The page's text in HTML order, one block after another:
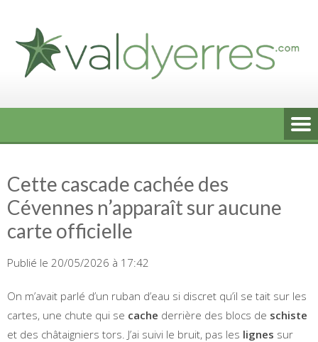
content
Cette cascade cachée des
Cévennes n’apparaît sur aucune
carte officielle
Publié le 20/05/2026 à 17:42
On m’avait parlé d’un ruban d’eau si discret qu’il se tait sur les
cartes, une chute qui se cache derrière des blocs de schiste
et des châtaigniers tors. J’ai suivi le bruit, pas les lignes sur